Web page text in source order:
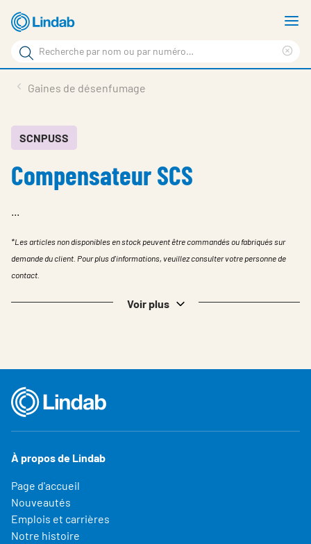
Aller
au
contenu
principal
Rechercher
Rechercher
sur
site
En vedette
À propos de Lindab
Identification
Gaines de désenfumage
SCNPUSS
Compensateur SCS
*Les articles non disponibles en stock peuvent être commandés ou fabriqués sur
demande du client. Pour plus d'informations, veuillez consulter votre personne de
contact.
Voir plus
À propos de Lindab
Page d'accueil
Nouveautés
Emplois et carrières
Notre histoire